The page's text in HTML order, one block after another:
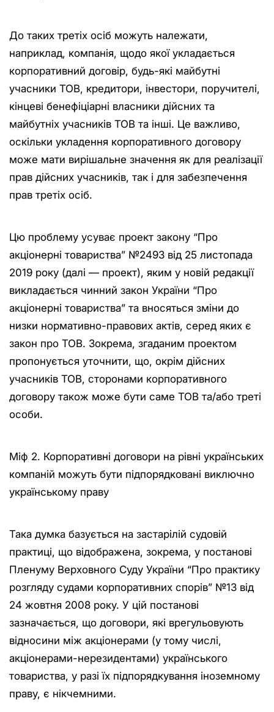
До таких третіх осіб можуть належати,
наприклад, компанія, щодо якої укладається
корпоративний договір, будь-які майбутні
учасники ТОВ, кредитори, інвестори, поручителі,
кінцеві бенефіціарні власники дійсних та
майбутніх учасників ТОВ та інші. Це важливо,
оскільки укладення корпоративного договору
може мати вирішальне значення як для реалізації
прав дійсних учасників, так і для забезпечення
прав третіх осіб.
Цю проблему усуває проект закону “Про
акціонерні товариства” №2493 від 25 листопада
2019 року (далі — проект), яким у новій редакції
викладається чинний закон України “Про
акціонерні товариства” та вносяться зміни до
низки нормативно-правових актів, серед яких є
закон про ТОВ. Зокрема, згаданим проектом
пропонується уточнити, що, окрім дійсних
учасників ТОВ, сторонами корпоративного
договору також може бути саме ТОВ та/або треті
особи.
Міф 2. Корпоративні договори на рівні українських
компаній можуть бути підпорядковані виключно
українському праву
Така думка базується на застарілій судовій
практиці, що відображена, зокрема, у постанові
Пленуму Верховного Суду України “Про практику
розгляду судами корпоративних спорів” №13 від
24 жовтня 2008 року. У цій постанові
зазначається, що договори, які врегульовують
відносини між акціонерами (у тому числі,
акціонерами-нерезидентами) українського
товариства, у разі їх підпорядкування іноземному
праву, є нікчемними.